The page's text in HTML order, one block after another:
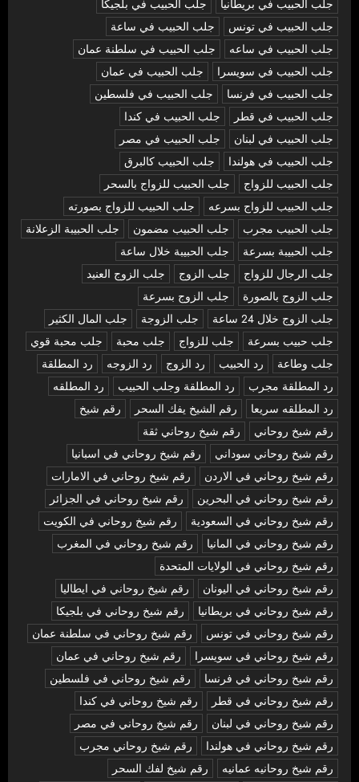
جلب الحبيب في بريطانيا
جلب الحبيب في بلجيكا
جلب الحبيب في تونس
جلب الحبيب في ساعة
جلب الحبيب في ساعه
جلب الحبيب في سلطنة عمان
جلب الحبيب في سويسرا
جلب الحبيب في عمان
جلب الحبيب في فرنسا
جلب الحبيب في فلسطين
جلب الحبيب في قطر
جلب الحبيب في كندا
جلب الحبيب في لبنان
جلب الحبيب في مصر
جلب الحبيب في هولندا
جلب الحبيب كالبرق
جلب الحبيب للزواج
جلب الحبيب للزواج بالسحر
جلب الحبيب للزواج بسرعه
جلب الحبيب للزواج بصورته
جلب الحبيب مجرب
جلب الحبيب مضمون
جلب الحبيبة الزعلانة
جلب الحبيبة بسرعة
جلب الحبيبة خلال ساعة
جلب الرجال للزواج
جلب الزوج
جلب الزوج العنيد
جلب الزوج بالصورة
جلب الزوج بسرعة
جلب الزوج خلال 24 ساعة
جلب الزوجة
جلب المال الكثير
جلب حبيب بسرعة
جلب للزواج جلب محبة
جلب محبة قوي
جلب وطاعة
رد الحبيب رد الزوج رد الزوجه
رد المطلقة
رد المطلقة مجرب
رد المطلقة وجلب الحبيب
رد المطلقه
رد المطلقه سريعا
رقم الشيخ يفك السحر
رقم شيخ
رقم شيخ روحاني
رقم شيخ روحاني ثقة
رقم شيخ روحاني سوداني
رقم شيخ روحاني في اسبانيا
رقم شيخ روحاني في الاردن
رقم شيخ روحاني في الامارات
رقم شيخ روحاني في البحرين
رقم شيخ روحاني في الجزائر
رقم شيخ روحاني في السعودية
رقم شيخ روحاني في الكويت
رقم شيخ روحاني في المانيا
رقم شيخ روحاني في المغرب
رقم شيخ روحاني في الولايات المتحدة
رقم شيخ روحاني في اليونان
رقم شيخ روحاني في ايطاليا
رقم شيخ روحاني في بريطانيا
رقم شيخ روحاني في بلجيكا
رقم شيخ روحاني في تونس
رقم شيخ روحاني في سلطنة عمان
رقم شيخ روحاني في سويسرا
رقم شيخ روحاني في عمان
رقم شيخ روحاني في فرنسا
رقم شيخ روحاني في فلسطين
رقم شيخ روحاني في قطر
رقم شيخ روحاني في كندا
رقم شيخ روحاني في لبنان
رقم شيخ روحاني في مصر
رقم شيخ روحاني في هولندا
رقم شيخ روحاني مجرب
رقم شيخ روحانيه عمانيه
رقم شيخ لفك السحر